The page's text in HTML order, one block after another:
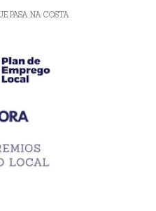
PASA NA COSTA